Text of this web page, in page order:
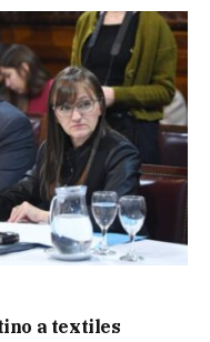
a textiles